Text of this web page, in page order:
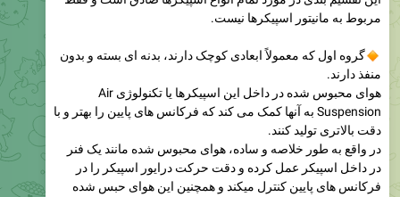
مربوط به مانیتور اسپیکرها نیست.
گروه اول که معمولاً ابعادی کوچک دارند، بدنه ای بسته و بدون
منفذ دارند.
هوای محبوس شده در داخل این اسپیکرها یا تکنولوژی Air
Suspension به آنها کمک می کند که فرکانس های پایین را بهتر و با
دقت بالاتری تولید کنند.
در واقع به طور خلاصه و ساده، هوای محبوس شده مانند یک فنر
در داخل اسپیکر عمل کرده و دقت حرکت درایور اسپیکر را در
فرکانس های پایین کنترل میکند و همچنین این هوای حبس شده